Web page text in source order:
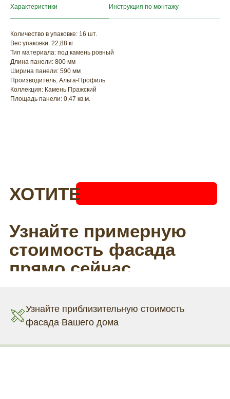
Характеристики Инструкция по монтажу
Количество в упаковке: 16 шт.
Вес упаковки: 22,88 кг
Тип материала: под камень ровный
Длина панели: 800 мм
Ширина панели: 590 мм
Производитель: Альта-Профиль
Коллекция: Камень Пражский
Площадь панели: 0,47 кв.м.
стоимость фасада
прямо сейчас
Узнайте приблизительную стоимость
фасада Вашего дома